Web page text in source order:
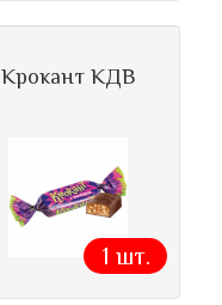
Крокант КДВ
1 шт.